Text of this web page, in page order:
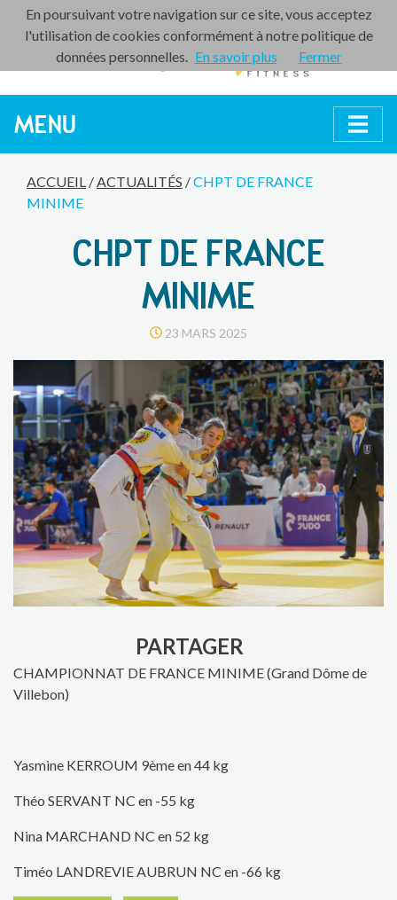
MENU
ACCUEIL / ACTUALITÉS /CHPT DE FRANCE
MINIME
CHPT DE FRANCE
MINIME
23 MARS 2025
PARTAGER
CHAMPIONNAT DE FRANCE MINIME (Grand Dôme de
Villebon)
Yasmine KERROUM 9ème en 44 kg
Théo SERVANT NC en -55 kg
Nina MARCHAND NC en 52 kg
Timéo LANDREVIE AUBRUN NC en -66 kg
En poursuivant votre navigation sur ce site, vous acceptez
l'utilisation de cookies conformément à notre politique de
données personnelles. En savoir plus Fermer